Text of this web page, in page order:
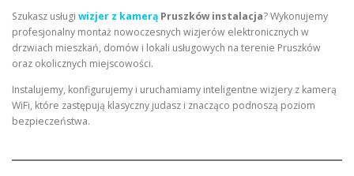
Szukasz usługi wizjer z kamerą Pruszków instalacja? Wykonujemy
profesjonalny montaż nowoczesnych wizjerów elektronicznych w
drzwiach mieszkań, domów i lokali usługowych na terenie Pruszków
oraz okolicznych miejscowości.
Instalujemy, konfigurujemy i uruchamiamy inteligentne wizjery z kamerą
WiFi, które zastępują klasyczny judasz i znacząco podnoszą poziom
bezpieczeństwa.